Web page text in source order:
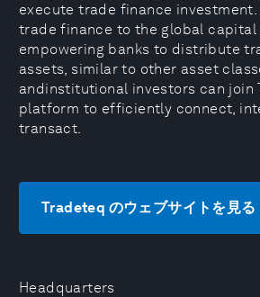
Headquarters
execute trade finance investment.
trade finance to the global capital
empowering banks to distribute
assets, similar to other asset
andinstitutional investors can join
platform to efficiently connect,
transact.
Tradeteq のウェブサイトを見る